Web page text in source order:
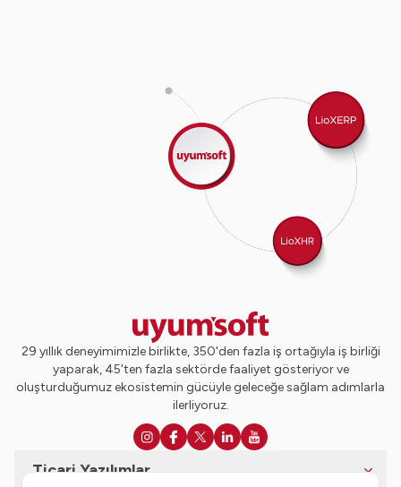
29 yıllık deneyimimizle birlikte, 350'den fazla iş ortağıyla iş birliği
yaparak, 45'ten fazla sektörde faaliyet gösteriyor ve
oluşturduğumuz ekosistemin gücüyle geleceğe sağlam adımlarla
ilerliyoruz.
Ticari Yazılımlar